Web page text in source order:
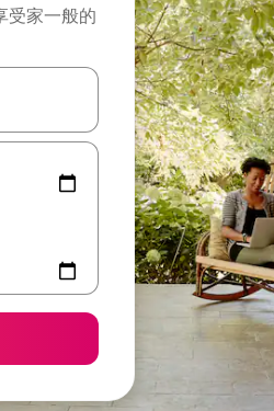
受家一般的
通过点击或滑动手势浏览。